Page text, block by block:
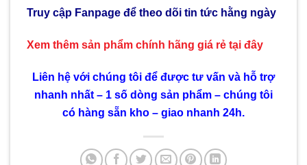
Truy cập Fanpage để theo dõi tin tức hằng ngày
Xem thêm sản phẩm chính hãng giá rẻ tại đây
Liên hệ với chúng tôi để được tư vấn và hỗ trợ
nhanh nhất – 1 số dòng sản phẩm – chúng tôi
có hàng sẵn kho – giao nhanh 24h.